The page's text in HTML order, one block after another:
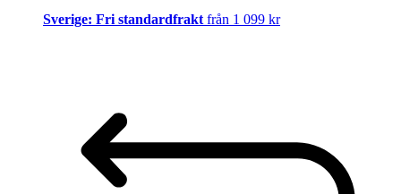
Sverige: Fri standardfraktfrån 1 099 kr